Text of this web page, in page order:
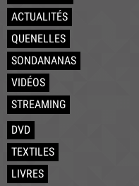
ACTUALITÉS
QUENELLES
SONDANANAS
VIDÉOS
STREAMING
DVD
TEXTILES
LIVRES